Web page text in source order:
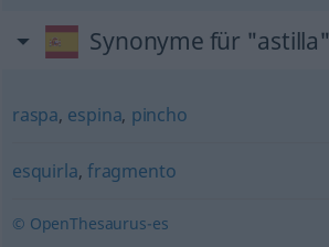
Synonyme für "astilla"
raspa, espina, pincho
esquirla, fragmento
© OpenThesaurus-es